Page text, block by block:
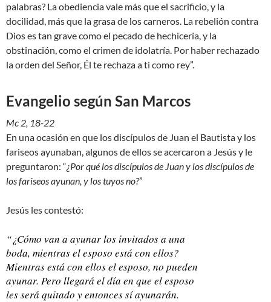
palabras? La obediencia vale más que el sacrificio, y la
docilidad, más que la grasa de los carneros. La rebelión contra
Dios es tan grave como el pecado de hechicería, y la
obstinación, como el crimen de idolatría. Por haber rechazado
la orden del Señor, Él te rechaza a ti como rey”.
Evangelio según San Marcos
Mc 2, 18-22
En una ocasión en que los discípulos de Juan el Bautista y los
fariseos ayunaban, algunos de ellos se acercaron a Jesús y le
preguntaron: “¿Por qué los discípulos de Juan y los discípulos de
los fariseos ayunan, y los tuyos no?”
Jesús les contestó:
“¿Cómo van a ayunar los invitados a una
boda, mientras el esposo está con ellos?
Mientras está con ellos el esposo, no pueden
ayunar. Pero llegará el día en que el esposo
les será quitado y entonces sí ayunarán.